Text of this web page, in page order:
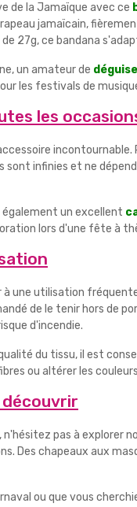
de la Jamaïque avec ce
jamaïcain,
27g, ce bandana
un amateur de
les festivals de
les
sont infinies et ne
également un excellent
lors d'une fête à
à une utilisation
de le tenir hors de
d'incendie.
du tissu, il est
ou altérer les
n'hésitez pas à explorer
Des chapeaux aux
ou que vous